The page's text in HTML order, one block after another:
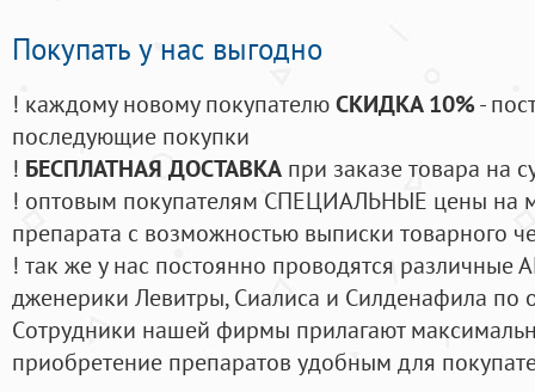
Покупать у нас выгодно
! каждому новому покупателюСКИДКА 10%-
последующие покупки
! БЕСПЛАТНАЯ ДОСТАВКА при заказе товара на
! оптовым покупателям СПЕЦИАЛЬНЫЕ цены на
препарата с возможностью выписки товарного
! так же у нас постоянно проводятся
дженерики Левитры, Сиалиса и Силденафила по
Cотрудники нашей фирмы прилагают
приобретение препаратов удобным для